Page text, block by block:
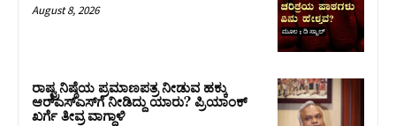
August 8, 2026
ರಾಷ್ಟ್ರನಿಷ್ಠೆಯ ಪ್ರಮಾಣಪತ್ರ ನೀಡುವ ಹಕ್ಕು
ಆರ್‌ಎಸ್‌ಎಸ್‌ಗೆ ನೀಡಿದ್ದು ಯಾರು? ಪ್ರಿಯಾಂಕ್
ಖರ್ಗೆ ತೀವ್ರ ವಾಗ್ದಾಳಿ